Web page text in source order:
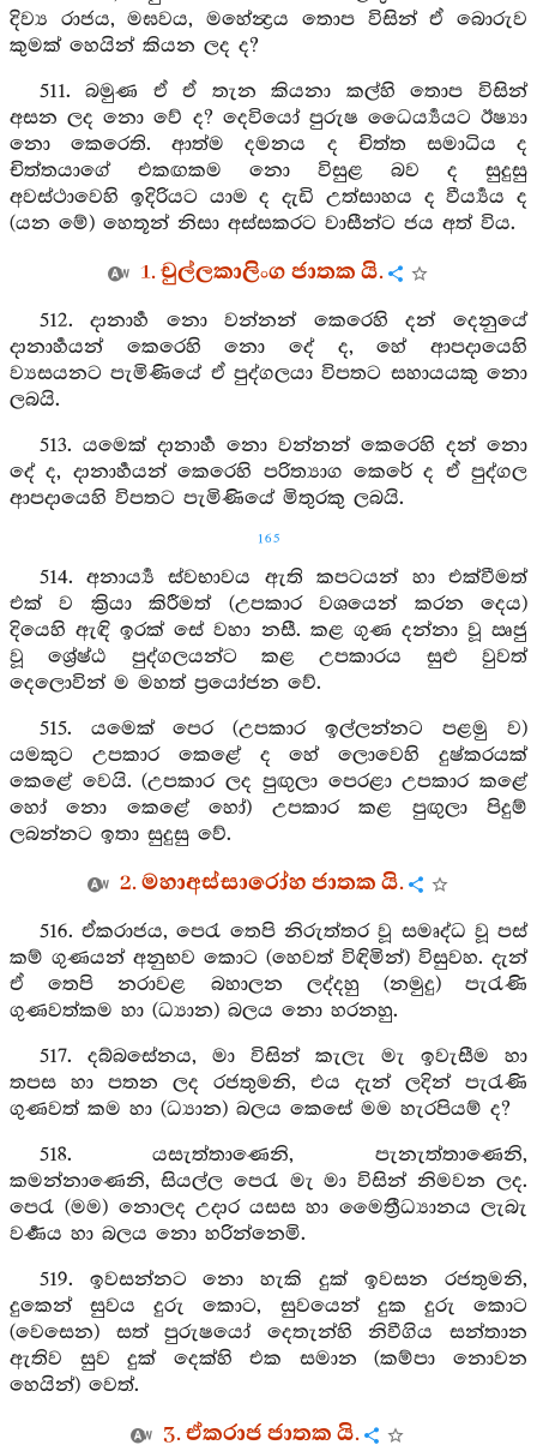
දිව්‍ය රාජය, මඝවය, මහේන්‍ද්‍රය තොප විසින් ඒ බොරුව
කුමක් හෙයින් කියන ලද ද?
511. බමුණ ඒ ඒ තැන කියනා කල්හි තොප විසින්
අසන ලද නො වේ ද? දෙවියෝ පුරුෂ ධෛර්‍ය්‍යයට ඊෂ‍්‍යා
නො කෙරෙති. ආත්ම දමනය ද චිත්ත සමාධිය ද
චිත්තයාගේ එකඟකම නො විසුළ බව ද සුදුසු
අවස්ථාවෙහි ඉදිරියට යාම ද දැඩි උත්සාහය ද වීර්‍ය්‍යය ද
(යන මේ) හෙතූන් නිසා අස්සකරට වාසීන්ට ජය අත් විය.
1. චුල්ලකාලිංග ජාතක යි.
512. දානාර්‍හ නො වන්නන් කෙරෙහි දන් දෙනුයේ
දානාර්‍හයන් කෙරෙහි නො දේ ද, හේ ආපදායෙහි
ව්‍යසයනට පැමිණියේ ඒ පුද්ගලයා විපතට සහායයකු නො
ලබයි.
513. යමෙක් දානාර්‍හ නො වන්නන් කෙරෙහි දන් නො
දේ ද, දානාර්‍හයන් කෙරෙහි පරිත්‍යාග කෙරේ ද ඒ පුද්ගල
ආපදායෙහි විපතට පැමිණියේ මිතුරකු ලබයි.
165
514. අනාර්‍ය්‍ය ස්වභාවය ඇති කපටයන් හා එක්වීමත්
එක් ව ක්‍රියා කිරීමත් (උපකාර වශයෙන් කරන දෙය)
දියෙහි ඇඳි ඉරක් සේ වහා නසී. කළ ගුණ දන්නා වූ ඍජු
වූ ශ්‍රේෂ්ඨ පුද්ගලයන්ට කළ උපකාරය සුළු වුවත්
දෙලොවින් ම මහත් ප්‍රයෝජන වේ.
515. යමෙක් පෙර (උපකාර ඉල්ලන්නට පළමු ව)
යමකුට උපකාර කෙළේ ද හේ ලොවෙහි දුෂ්කරයක්
කෙළේ වෙයි. (උපකාර ලද පුඟුලා පෙරළා උපකාර කළේ
හෝ නො කෙළේ හෝ) උපකාර කළ පුඟුලා පිදුම්
ලබන්නට ඉතා සුදුසු වේ.
2. මහාඅස්සාරෝහ ජාතක යි.
516. ඒකරාජය, පෙරැ තෙපි නිරුත්තර වූ සමෘද්ධ වූ පස්
කම් ගුණයන් අනුභව කොට (හෙවත් විඳිමින්) විසුවහ. දැන්
ඒ තෙපි නරාවළ බහාලන ලද්දහු (නමුදු) පැරැණි
ගුණවත්කම හා (ධ්‍යාන) බලය නො හරනහු.
517. දබ්බසේනය, මා විසින් කැලැ මැ ඉවැසීම හා
තපස හා පතන ලද රජතුමනි, එය දැන් ලදින් පැරැණි
ගුණවත් කම හා (ධ්‍යාන) බලය කෙසේ මම හැරපියම් ද?
518. යසැත්තාණෙනි, පැනැත්තාණෙනි,
කමන්නාණෙනි, සියල්ල පෙරැ මැ මා විසින් නිමවන ලද.
පෙරැ (මම) නොලද උදාර යසස හා මෛත්‍රීධ්‍යානය ලැබැ
වර්‍ණය හා බලය නො හරින්නෙමි.
519. ඉවසන්නට නො හැකි දුක් ඉවසන රජතුමනි,
දුකෙන් සුවය දුරු කොට, සුවයෙන් දුක දුරු කොට
(වෙසෙන) සත් පුරුෂයෝ දෙතැන්හි නිවීගිය සන්තාන
ඇතිව සුව දුක් දෙක්හි එක සමාන (කම්පා නොවන
හෙයින්) වෙත්.
3. ඒකරාජ ජාතක යි.